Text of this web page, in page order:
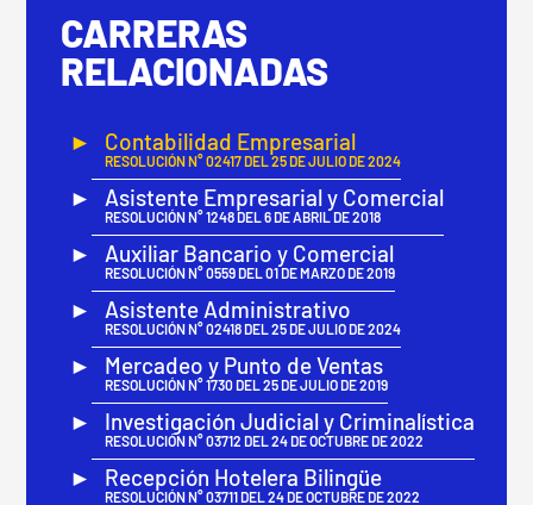
CARRERAS
RELACIONADAS
Contabilidad Empresarial
RESOLUCIÓN N° 02417 DEL 25 DE JULIO DE 2024
Asistente Empresarial y Comercial
RESOLUCIÓN N° 1248 DEL 6 DE ABRIL DE 2018
Auxiliar Bancario y Comercial
RESOLUCIÓN N° 0559 DEL 01 DE MARZO DE 2019
Asistente Administrativo
RESOLUCIÓN N° 02418 DEL 25 DE JULIO DE 2024
Mercadeo y Punto de Ventas
RESOLUCIÓN N° 1730 DEL 25 DE JULIO DE 2019
Investigación Judicial y Criminalística
RESOLUCIÓN N° 03712 DEL 24 DE OCTUBRE DE 2022
Recepción Hotelera Bilingüe
RESOLUCIÓN N° 03711 DEL 24 DE OCTUBRE DE 2022